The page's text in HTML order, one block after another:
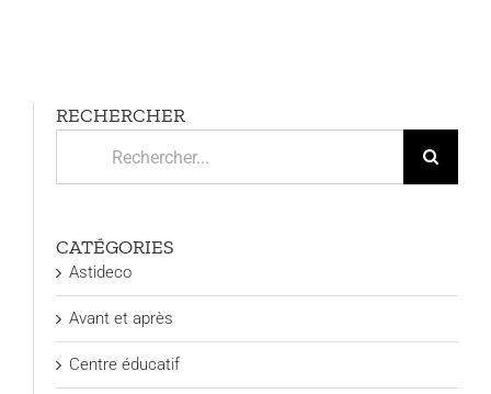
RECHERCHER
CATÉGORIES
Astideco
Avant et après
Centre éducatif